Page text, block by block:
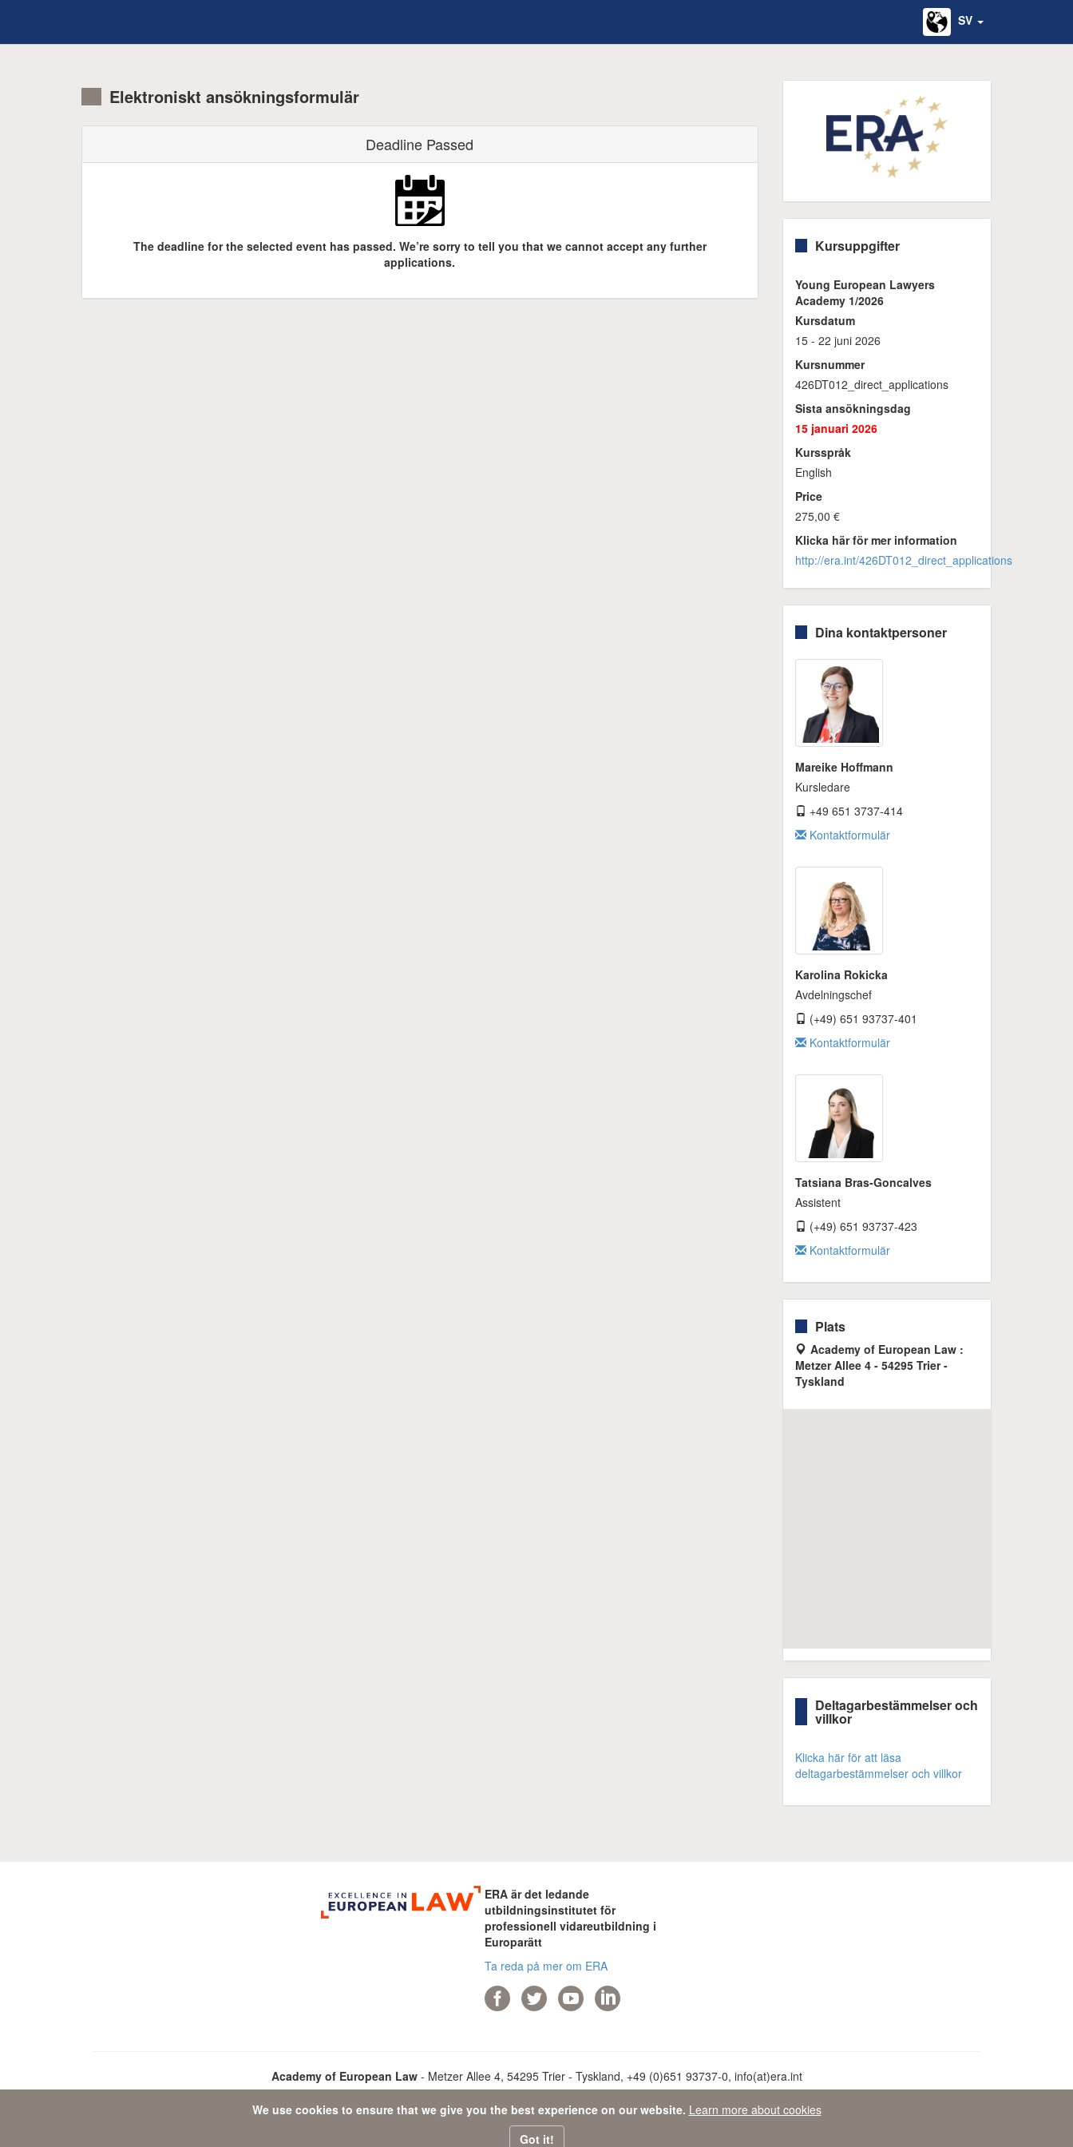
SV
Elektroniskt ansökningsformulär
Deadline Passed
The deadline for the selected event has passed. We’re sorry to tell you that we cannot accept any further
applications.
Kursuppgifter
Young European Lawyers
Academy 1/2026
Kursdatum
15 - 22 juni 2026
Kursnummer
426DT012_direct_applications
Sista ansökningsdag
15 januari 2026
Kursspråk
English
Price
275,00 €
Klicka här för mer information
http://era.int/426DT012_direct_applications
Dina kontaktpersoner
Mareike Hoffmann
Kursledare
+49 651 3737-414
Kontaktformulär
Karolina Rokicka
Avdelningschef
(+49) 651 93737-401
Kontaktformulär
Tatsiana Bras-Goncalves
Assistent
(+49) 651 93737-423
Kontaktformulär
Plats
Academy of European Law :
Metzer Allee 4 - 54295 Trier -
Tyskland
Deltagarbestämmelser och
villkor
Klicka här för att läsa
deltagarbestämmelser och villkor
We use cookies to ensure that we give you the best experience on our website. Learn more about cookies
Got it!
ERA är det ledande
utbildningsinstitutet för
professionell vidareutbildning i
Europarätt
Ta reda på mer om ERA
Academy of European Law - Metzer Allee 4, 54295 Trier - Tyskland, +49 (0)651 93737-0, info(at)era.int
Sitemap- © 2026 Academy of European Law